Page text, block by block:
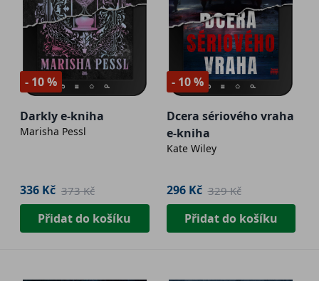
- 10 %
Darkly e-kniha
Marisha Pessl
336 Kč 373 Kč
Přidat do košíku
- 10 %
Dcera sériového vraha
e-kniha
Kate Wiley
296 Kč 329 Kč
Přidat do košíku